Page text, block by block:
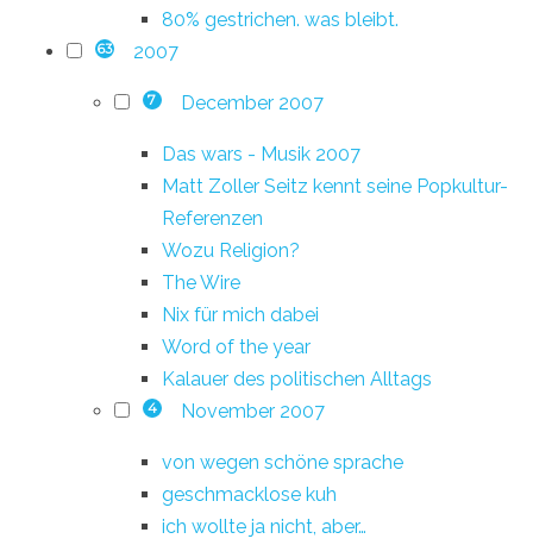
80% gestrichen. was bleibt.
63 2007
7 December 2007
Das wars - Musik 2007
Matt Zoller Seitz kennt seine Popkultur-
Referenzen
Wozu Religion?
The Wire
Nix für mich dabei
Word of the year
Kalauer des politischen Alltags
4 November 2007
von wegen schöne sprache
geschmacklose kuh
ich wollte ja nicht, aber…